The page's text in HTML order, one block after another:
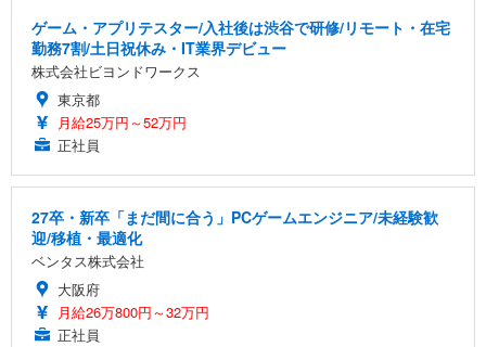
ゲーム・アプリテスター/入社後は渋谷で研修/リモート・在宅
勤務7割/土日祝休み・IT業界デビュー
株式会社ビヨンドワークス
東京都
月給25万円～52万円
正社員
27卒・新卒「まだ間に合う」PCゲームエンジニア/未経験歓
迎/移植・最適化
ベンタス株式会社
大阪府
月給26万800円～32万円
正社員